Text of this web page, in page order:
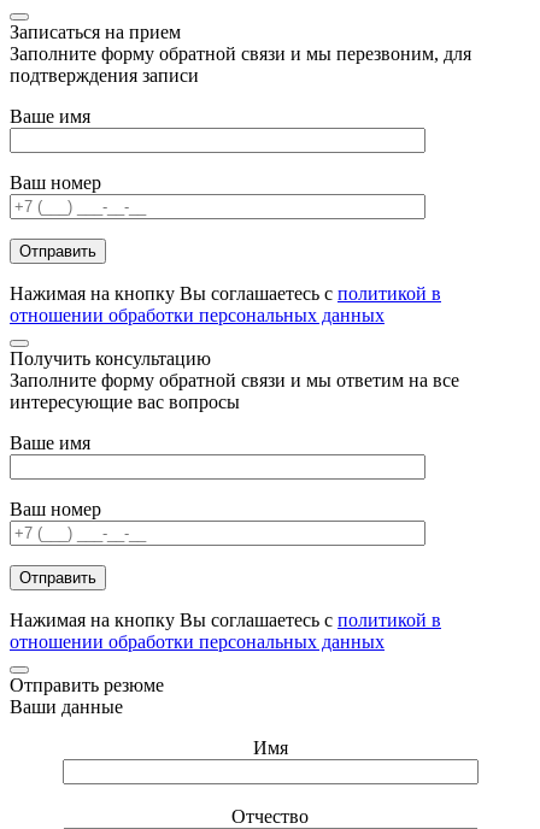
Записаться на прием
Заполните форму обратной связи и мы перезвоним, для
подтверждения записи
Ваше имя
Ваш номер
Нажимая на кнопку Вы соглашаетесь с политикой в
отношении обработки персональных данных
Получить консультацию
Заполните форму обратной связи и мы ответим на все
интересующие вас вопросы
Ваше имя
Ваш номер
Нажимая на кнопку Вы соглашаетесь с политикой в
отношении обработки персональных данных
Отправить резюме
Ваши данные
Имя
Отчество